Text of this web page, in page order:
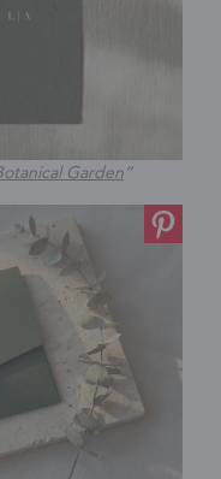
Garden”